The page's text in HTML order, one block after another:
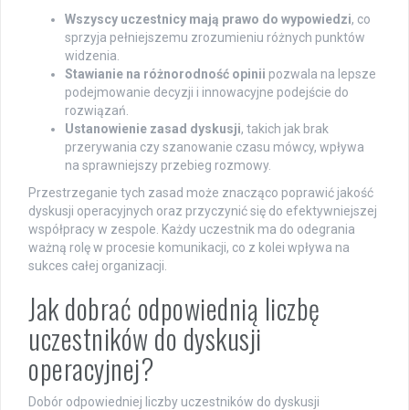
Wszyscy uczestnicy mają prawo do wypowiedzi, co
sprzyja pełniejszemu zrozumieniu różnych punktów
widzenia.
Stawianie na różnorodność opinii pozwala na lepsze
podejmowanie decyzji i innowacyjne podejście do
rozwiązań.
Ustanowienie zasad dyskusji, takich jak brak
przerywania czy szanowanie czasu mówcy, wpływa
na sprawniejszy przebieg rozmowy.
Przestrzeganie tych zasad może znacząco poprawić jakość
dyskusji operacyjnych oraz przyczynić się do efektywniejszej
współpracy w zespole. Każdy uczestnik ma do odegrania
ważną rolę w procesie komunikacji, co z kolei wpływa na
sukces całej organizacji.
Jak dobrać odpowiednią liczbę
uczestników do dyskusji
operacyjnej?
Dobór odpowiedniej liczby uczestników do dyskusji